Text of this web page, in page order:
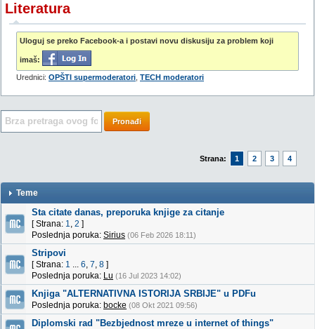
Literatura
Uloguj se preko Facebook-a i postavi novu diskusiju za problem koji
imaš:
Urednici: OPŠTI supermoderatori TECH moderatori
Pronađi
Strana: 1 2 3 4
Teme
Sta citate danas, preporuka knjige za citanje
[ Strana: 1, 2 ]
Poslednja poruka: Sirius (06 Feb 2026 18:11)
Stripovi
[ Strana: 1 ... 6, 7, 8 ]
Poslednja poruka: Lu (16 Jul 2023 14:02)
Knjiga "ALTERNATIVNA ISTORIJA SRBIJE" u PDFu
Poslednja poruka: bocke (08 Okt 2021 09:56)
Diplomski rad "Bezbjednost mreze u internet of things"